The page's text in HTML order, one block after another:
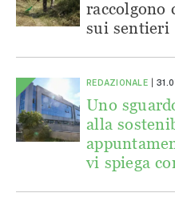
raccolgono
sui sentieri
REDAZIONALE
Uno
alla
vi spiega